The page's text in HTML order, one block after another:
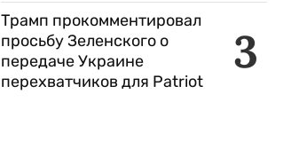
3
Трамп прокомментировал
просьбу Зеленского о
передаче Украине
перехватчиков для Patriot